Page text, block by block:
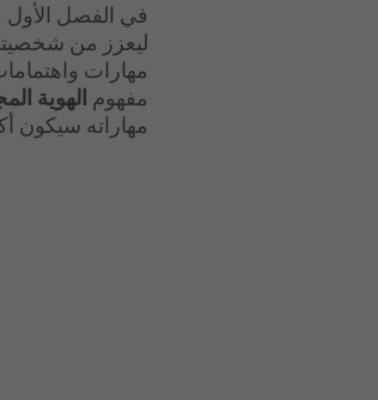
في الفصل الأول
ليعزز من
مهارات
مفهوم الهوية
مهاراته سيكون